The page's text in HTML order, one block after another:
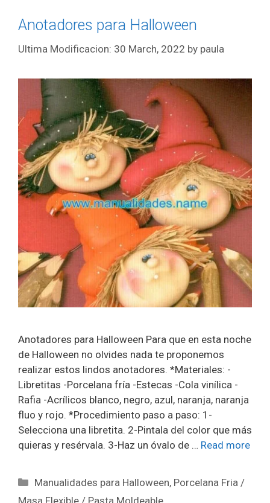
Anotadores para Halloween
30 March, 2022 by paula
Anotadores para Halloween Para que en esta noche
de Halloween no olvides nada te proponemos
realizar estos lindos anotadores. *Materiales: -
Libretitas -Porcelana fría -Estecas -Cola vinílica -
Rafia -Acrílicos blanco, negro, azul, naranja, naranja
fluo y rojo. *Procedimiento paso a paso: 1-
Selecciona una libretita. 2-Pintala del color que más
quieras y resérvala. 3-Haz un óvalo de … Read more
Manualidades para Halloween, Porcelana Fria /